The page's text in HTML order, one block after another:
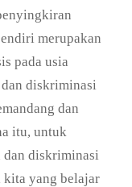
merupakan
pada usia
dan diskriminasi
dan
itu, untuk
dan diskriminasi
kita yang belajar